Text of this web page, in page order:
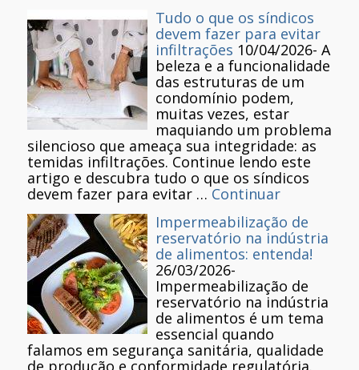
Tudo o que os síndicos
devem fazer para evitar
infiltrações 10/04/2026- A
beleza e a funcionalidade
das estruturas de um
condomínio podem,
muitas vezes, estar
maquiando um problema
silencioso que ameaça sua integridade: as
temidas infiltrações. Continue lendo este
artigo e descubra tudo o que os síndicos
devem fazer para evitar … Continuar
Impermeabilização de
reservatório na indústria
de alimentos: entenda!
26/03/2026-
Impermeabilização de
reservatório na indústria
de alimentos é um tema
essencial quando
falamos em segurança sanitária, qualidade
de produção e conformidade regulatória.